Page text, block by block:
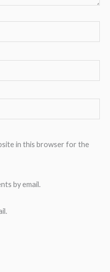
in this browser for the
by email.